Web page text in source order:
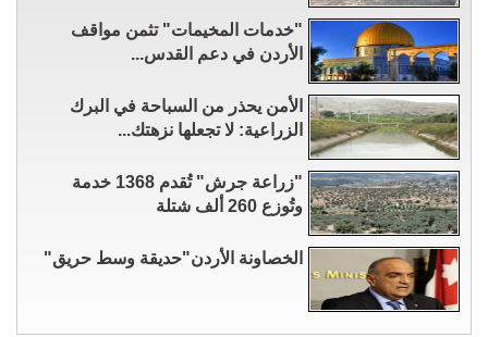
"خدمات المخيمات" تثمن مواقف
الأردن في دعم القدس...
الأمن يحذر من السباحة في البرك
الزراعية: لا تجعلها نزهتك...
"زراعة جرش" تُقدم 1368 خدمة
وتُوزع 260 ألف شتلة
الخصاونة الأردن"حديقة وسط حريق"